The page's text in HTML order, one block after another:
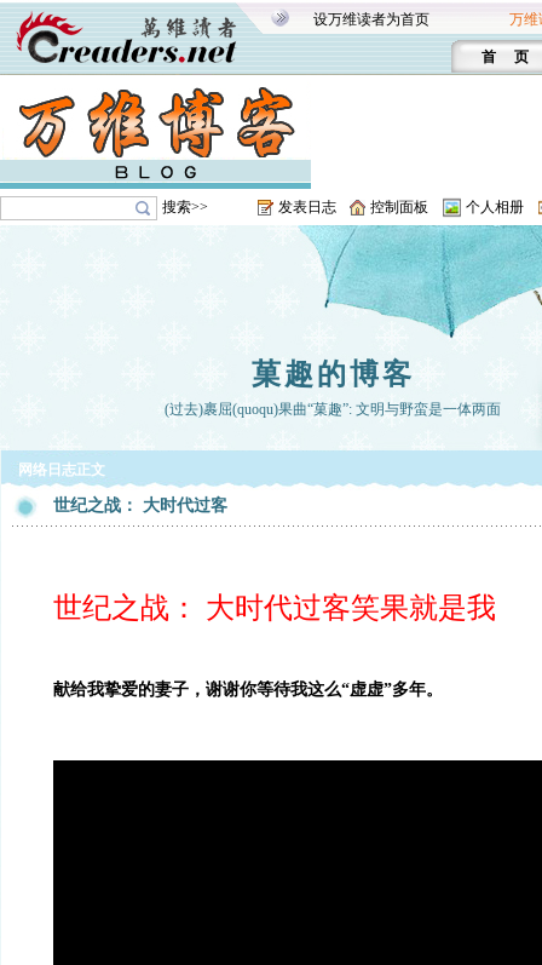
设万维读者为首页 万维
首 页
搜索>> 发表日志 控制面板 个人相册
菓趣的博客
(过去)裹屈(quoqu)果曲“菓趣”: 文明与野蛮是一体两面
网络日志正文
世纪之战： 大时代过客
世纪之战： 大时代过客笑果就是我
献给我挚爱的妻子，谢谢你等待我这么“虚虚”多年。